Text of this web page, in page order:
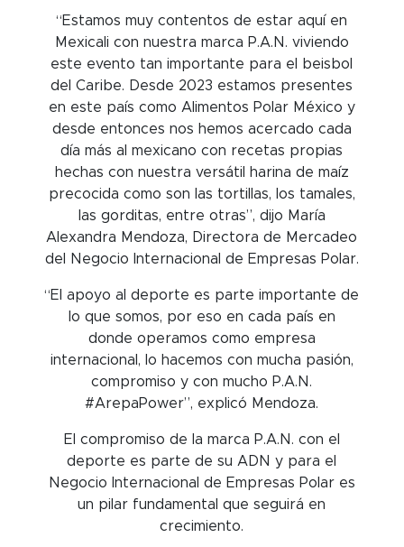
“Estamos muy contentos de estar aquí en
Mexicali con nuestra marca P.A.N. viviendo
este evento tan importante para el beisbol
del Caribe. Desde 2023 estamos presentes
en este país como Alimentos Polar México y
desde entonces nos hemos acercado cada
día más al mexicano con recetas propias
hechas con nuestra versátil harina de maíz
precocida como son las tortillas, los tamales,
las gorditas, entre otras”, dijo María
Alexandra Mendoza, Directora de Mercadeo
del Negocio Internacional de Empresas Polar.
“El apoyo al deporte es parte importante de
lo que somos, por eso en cada país en
donde operamos como empresa
internacional, lo hacemos con mucha pasión,
compromiso y con mucho P.A.N.
#ArepaPower”, explicó Mendoza.
El compromiso de la marca P.A.N. con el
deporte es parte de su ADN y para el
Negocio Internacional de Empresas Polar es
un pilar fundamental que seguirá en
crecimiento.